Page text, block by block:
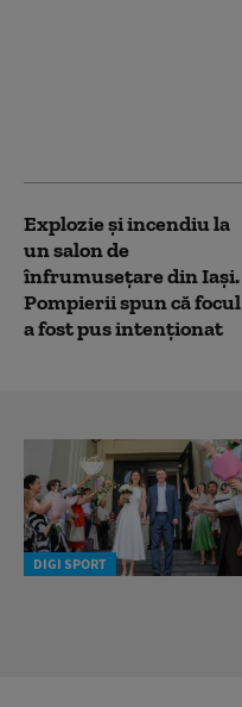
Explozie și incendiu la
un salon de
înfrumusețare din Iași.
Pompierii spun că focul
a fost pus intenționat
DIGI SPORT